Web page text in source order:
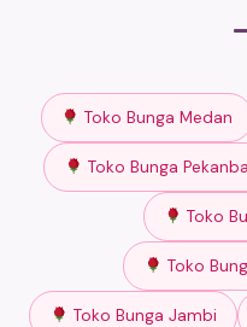
Toko Bunga Medan
Toko Bunga
Toko
Toko
Toko Bunga Jambi